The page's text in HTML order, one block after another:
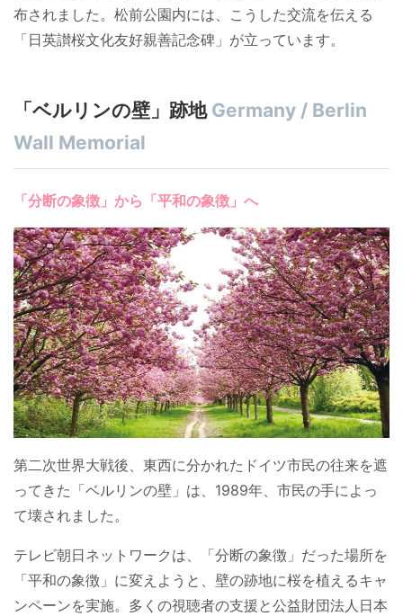
布されました。松前公園内には、こうした交流を伝える
「日英讃桜文化友好親善記念碑」が立っています。
「ベルリンの壁」跡地 Germany / Berlin
Wall Memorial
「分断の象徴」から「平和の象徴」へ
第二次世界大戦後、東西に分かれたドイツ市民の往来を遮
ってきた「ベルリンの壁」は、1989年、市民の手によっ
て壊されました。
テレビ朝日ネットワークは、「分断の象徴」だった場所を
「平和の象徴」に変えようと、壁の跡地に桜を植えるキャ
ンペーンを実施。多くの視聴者の支援と公益財団法人日本